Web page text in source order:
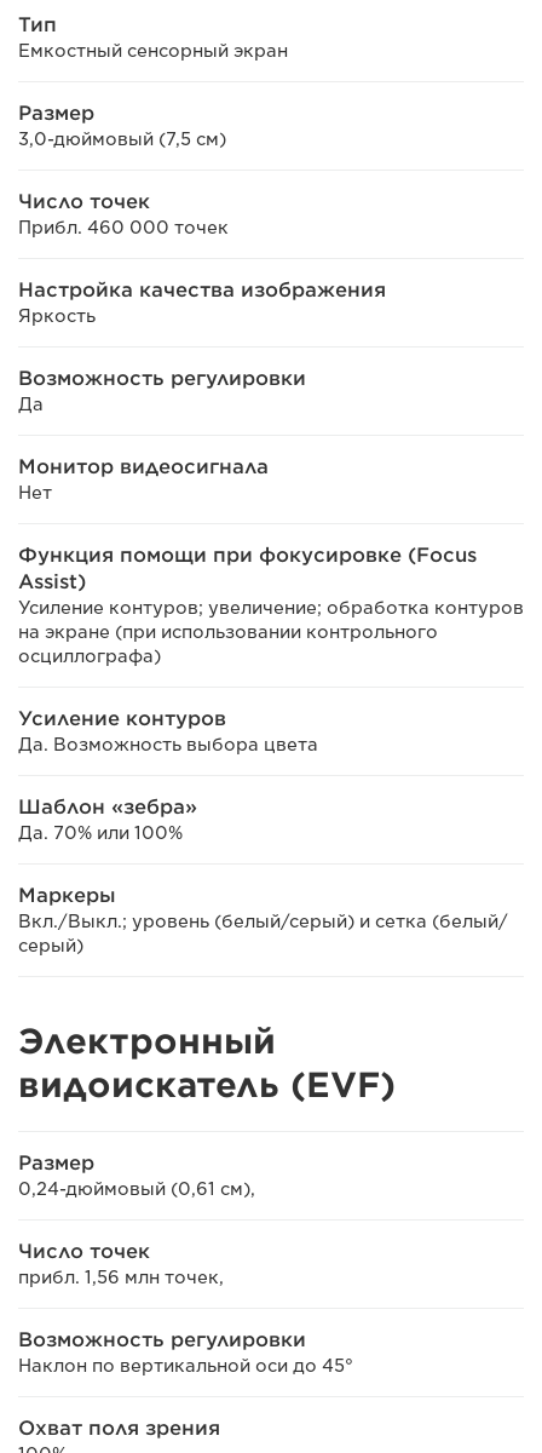
Тип
Емкостный сенсорный экран
Размер
3,0-дюймовый (7,5 см)
Число точек
Прибл. 460 000 точек
Настройка качества изображения
Яркость
Возможность регулировки
Да
Монитор видеосигнала
Нет
Функция помощи при фокусировке (Focus
Assist)
Усиление контуров; увеличение; обработка контуров
на экране (при использовании контрольного
осциллографа)
Усиление контуров
Да. Возможность выбора цвета
Шаблон «зебра»
Да. 70% или 100%
Маркеры
Вкл./Выкл.; уровень (белый/серый) и сетка (белый/
серый)
Электронный
видоискатель (EVF)
Размер
0,24-дюймовый (0,61 см),
Число точек
прибл. 1,56 млн точек,
Возможность регулировки
Наклон по вертикальной оси до 45°
Охват поля зрения